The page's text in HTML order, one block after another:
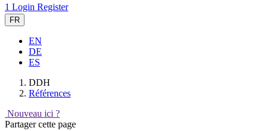
1 Login Register
FR
EN
DE
ES
DDH
Références
Nouveau ici ?
Partager cette page